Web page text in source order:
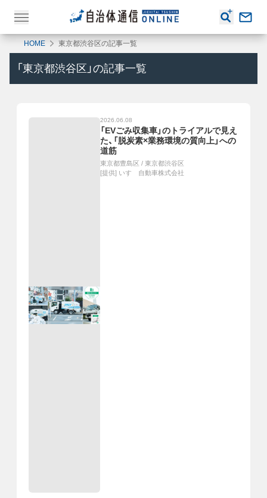
HOME 東京都渋谷区の記事一覧
「 東京都渋谷区 」の記事一覧
2026.06.08
「EVごみ収集車」のトライアルで見え
た、「脱炭素×業務環境の質向上」への
道筋
東京都豊島区 / 東京都渋谷区
[提供] いすゞ自動車株式会社